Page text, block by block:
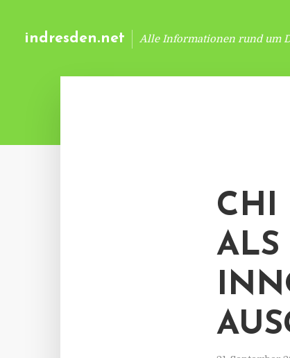
indresden.net Alle Informationen rund um
CHI
ALS